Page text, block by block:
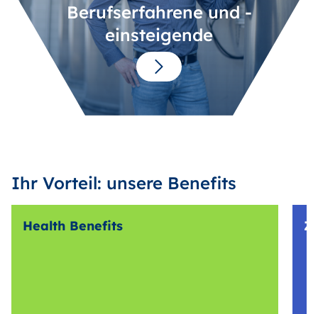
Berufserfahrene und -
einsteigende
Ihr Vorteil: unsere Benefits
Health Benefits